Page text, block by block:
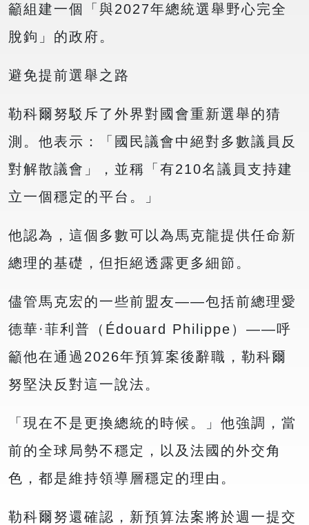
籲組建一個「與2027年總統選舉野心完全
脫鉤」的政府。
避免提前選舉之路
勒科爾努駁斥了外界對國會重新選舉的猜
測。他表示：「國民議會中絕對多數議員反
對解散議會」，並稱「有210名議員支持建
立一個穩定的平台。」
他認為，這個多數可以為馬克龍提供任命新
總理的基礎，但拒絕透露更多細節。
儘管馬克宏的一些前盟友——包括前總理愛
德華·菲利普（Édouard Philippe）——呼
籲他在通過2026年預算案後辭職，勒科爾
努堅決反對這一說法。
「現在不是更換總統的時候。」他強調，當
前的全球局勢不穩定，以及法國的外交角
色，都是維持領導層穩定的理由。
勒科爾努還確認，新預算法案將於週一提交